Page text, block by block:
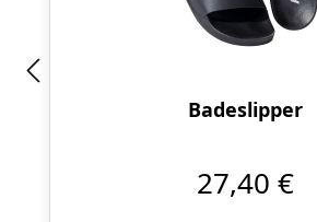
Badeslipper
27,40 €